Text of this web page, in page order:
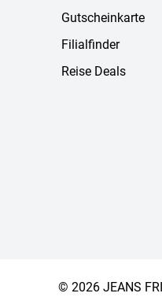
Gutscheinkarte
Filialfinder
Reise Deals
© 2026 JEANS